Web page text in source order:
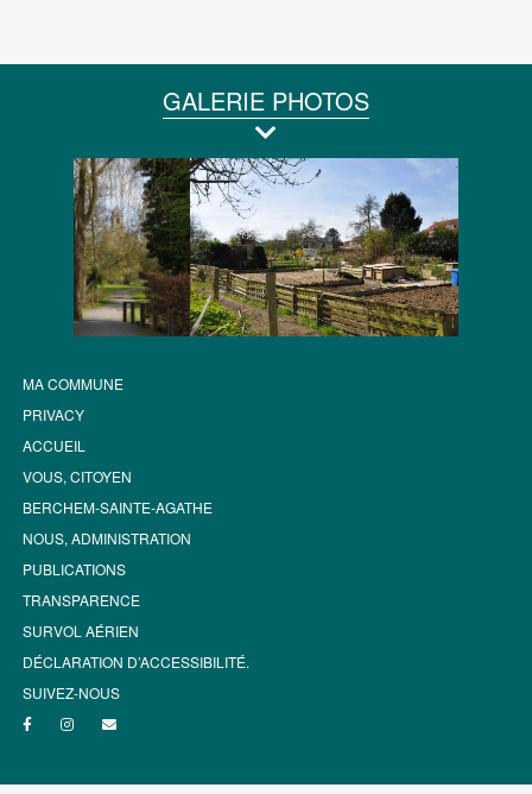
GALERIE PHOTOS
MA COMMUNE
PRIVACY
ACCUEIL
VOUS, CITOYEN
BERCHEM-SAINTE-AGATHE
NOUS, ADMINISTRATION
PUBLICATIONS
TRANSPARENCE
SURVOL AÉRIEN
DÉCLARATION D’ACCESSIBILITÉ.
SUIVEZ-NOUS